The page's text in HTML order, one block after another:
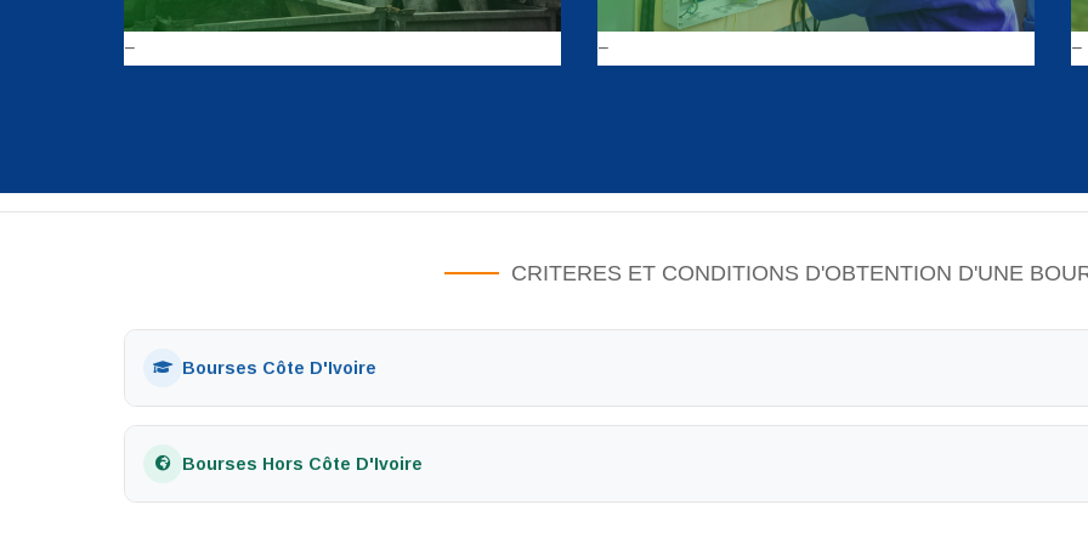
CRITERES ET CONDITIONS D'OBTENTION D'UNE
Bourses Côte D'Ivoire
Bourses Hors Côte D'Ivoire